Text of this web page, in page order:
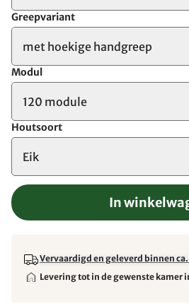
Greepvariant
met hoekige handgreep
Modul
120 module
Houtsoort
Eik
In
Vervaardigd en geleverd binnen ca.
Levering tot in de gewenste kamer